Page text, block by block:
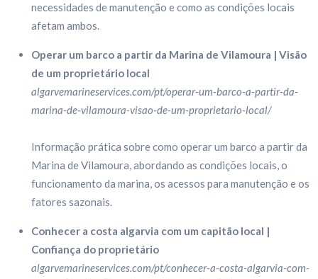
necessidades de manutenção e como as condições locais
afetam ambos.
Operar um barco a partir da Marina de Vilamoura | Visão
de um proprietário local
algarvemarineservices.com/pt/operar-um-barco-a-partir-da-
marina-de-vilamoura-visao-de-um-proprietario-local/
Informação prática sobre como operar um barco a partir da
Marina de Vilamoura, abordando as condições locais, o
funcionamento da marina, os acessos para manutenção e os
fatores sazonais.
Conhecer a costa algarvia com um capitão local |
Confiança do proprietário
algarvemarineservices.com/pt/conhecer-a-costa-algarvia-com-